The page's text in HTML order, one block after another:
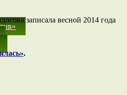
записала весной 2014 года
.